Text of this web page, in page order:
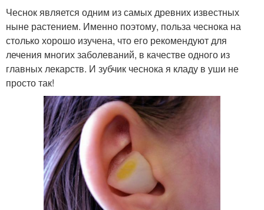
Чеснок является одним из самых древних известных
ныне растением. Именно поэтому, польза чеснока на
столько хорошо изучена, что его рекомендуют для
лечения многих заболеваний, в качестве одного из
главных лекарств. И зубчик чеснока я кладу в уши не
просто так!